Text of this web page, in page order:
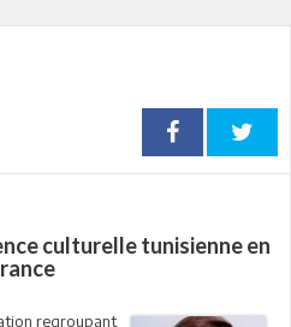
culturelle tunisienne en
regroupant